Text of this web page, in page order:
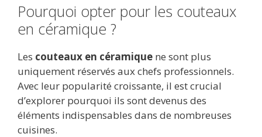
Pourquoi opter pour les couteaux
en céramique ?
Les couteaux en céramique ne sont plus
uniquement réservés aux chefs professionnels.
Avec leur popularité croissante, il est crucial
d’explorer pourquoi ils sont devenus des
éléments indispensables dans de nombreuses
cuisines.